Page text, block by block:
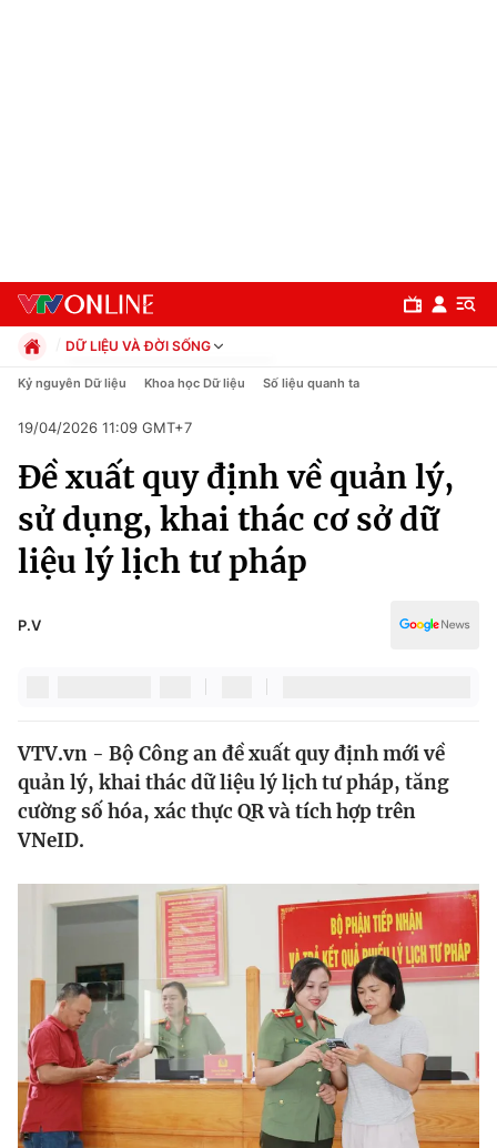
Chuyên mục
Chính trị
Xã hội
Pháp luật
Thế giới
Tin tức
Thế giới đó đây
Câu chuyện quốc tế
Kinh tế
Thị trường
Góc doanh nghiệp
Dữ liệu và đời sống
Phim VTV
Hậu trường
Nhân vật
Khán giả
Giải trí
Điện ảnh
Âm nhạc
Đời sống
Du lịch
DỮ LIỆU VÀ ĐỜI SỐNG
Chính trị
Pháp luật
Kinh tế
Thể thao
Truyền hình
Văn hóa - Giải trí
Y tế
Kỷ nguyên Dữ liệu Khoa học Dữ liệu Số liệu quanh ta
19/04/2026 11:09 GMT+7
Đề xuất quy định về quản lý,
sử dụng, khai thác cơ sở dữ
liệu lý lịch tư pháp
P.V
VTV.vn - Bộ Công an đề xuất quy định mới về
quản lý, khai thác dữ liệu lý lịch tư pháp, tăng
cường số hóa, xác thực QR và tích hợp trên
VNeID.